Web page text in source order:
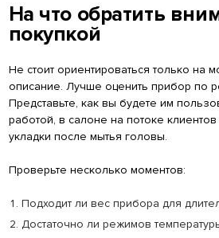
На что обратить
покупкой
Не стоит ориентироваться только на
описание. Лучше оценить прибор по
Представьте, как вы будете им
работой, в салоне на потоке клиентов
укладки после мытья головы.
Проверьте несколько моментов:
Подходит ли вес прибора для
Достаточно ли режимов